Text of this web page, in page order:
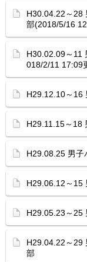
H30.04.22～28
部(2018/5/16
H30.02.09～11
018/2/11 17:09
H29.12.10～16
H29.11.15～18
H29.08.25 男子
H29.06.12～15
H29.05.23～25
H29.04.22～29
部